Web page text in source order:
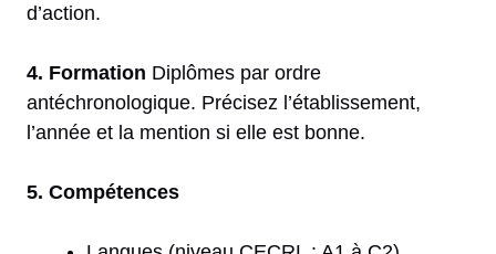
d’action.
4. Formation Diplômes par ordre
antéchronologique. Précisez l’établissement,
l’année et la mention si elle est bonne.
5. Compétences